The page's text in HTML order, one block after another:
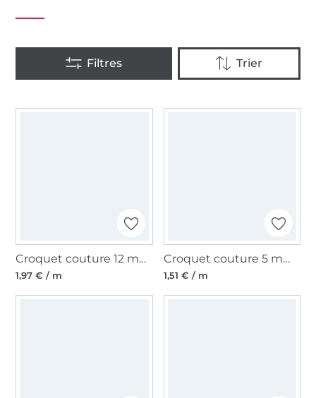
Croquet couture 12 mm, blanc
1,97 € / m
Croquet couture 5 mm, fuchsia fluo
1,51 € / m